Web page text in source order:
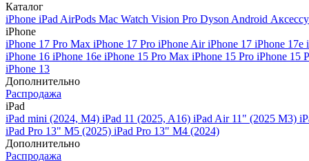
Каталог
iPhone iPad AirPods Mac Watch Vision Pro Dyson Android
iPhone
iPhone 17 Pro Max iPhone 17 Pro iPhone AiriPhone 17 iPhone 17e
iPhone 16 iPhone 16e iPhone 15 Pro Max iPhone 15 Pro iPhone 15
iPhone 13
Дополнительно
Распродажа
iPad
iPad mini (2024, M4) iPad 11 (2025, A16) iPad Air 11" (2025 M3)
iPad Pro 13" M5 (2025) iPad Pro 13" M4 (2024)
Дополнительно
Распродажа